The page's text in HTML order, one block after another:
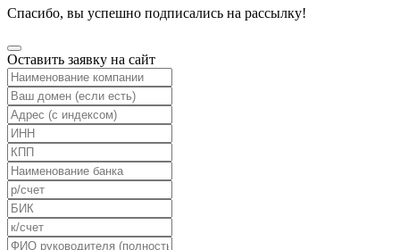
Спасибо, вы успешно подписались на рассылку!
Оставить заявку на сайт